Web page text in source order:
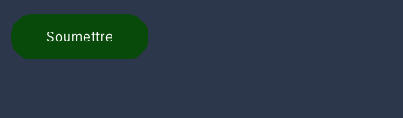
Soumettre